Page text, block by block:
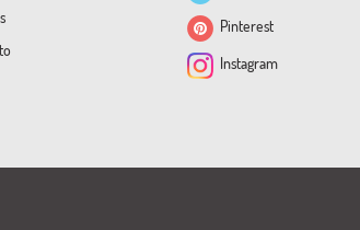
Pinterest
Instagram